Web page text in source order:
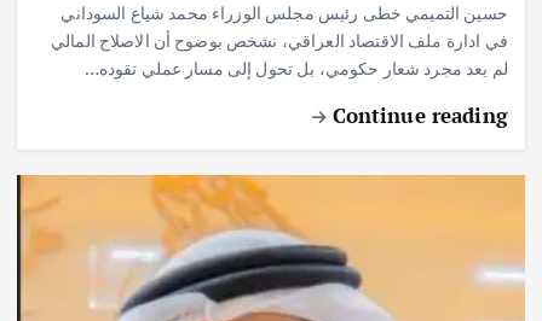
حسين التميمي خطى رئيس مجلس الوزراء محمد شياع السوداني
في ادارة ملف الاقتصاد العراقي، نشخص بوضوح أن الاصلاح المالي
لم يعد مجرد شعار حكومي، بل تحول إلى مسار عملي تقوده…
Continue reading